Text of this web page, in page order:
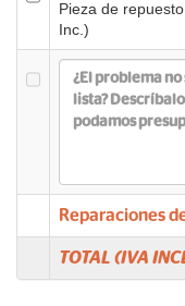
Pieza de
Inc.)
Reparaciones
TOTAL (IVA